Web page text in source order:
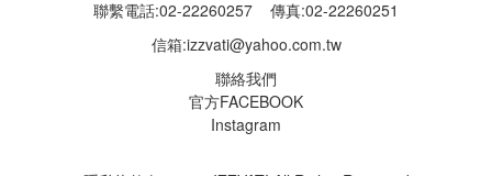
聯繫電話:02-22260257 傳真:02-22260251
信箱:izzvati@yahoo.com.tw
聯絡我們
官方FACEBOOK
Instagram